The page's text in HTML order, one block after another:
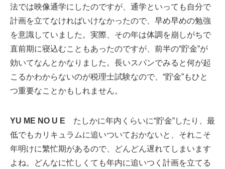
法では映像通学にしたのですが、通学といっても自分で
計画を立てなければいけなかったので、早め早めの勉強
を意識していました。実際、その年は体調を崩しがちで
直前期に寝込むこともあったのですが、前半の“貯金”が
効いてなんとかなりました。長いスパンでみると何が起
こるかわからないのが税理士試験なので、“貯金”もひと
つ重要なことかもしれません。
YU ME NO U E たしかに年内くらいに“貯金”したり、最
低でもカリキュラムに追いついておかないと、それこそ
年明けに繁忙期があるので、どんどん遅れてしまいます
よね。どんなに忙しくても年内に追いつく計画を立てる